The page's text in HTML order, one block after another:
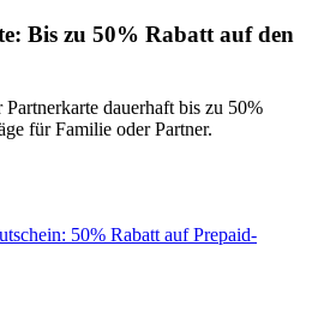
Bis zu 50% Rabatt auf den
dauerhaft bis zu 50%
für Familie oder Partner.
50% Rabatt auf Prepaid-